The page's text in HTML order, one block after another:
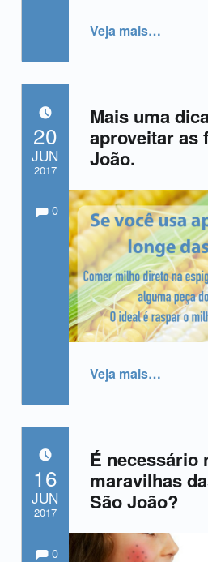
Veja mais…
Mais uma
aproveitar as
João.
Veja mais“Mais uma dica para aproveitar as festas de São João.”
…
POSTADO EM:
20
JUN
2017
Escrito por:Comentários:
Comments:
0
É necessário
maravilhas
São João?
POSTADO EM:
16
JUN
2017
Escrito por:Comentários:
Comments:
0